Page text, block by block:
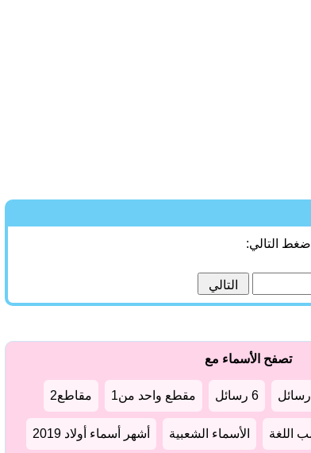
التالي:
تصفح الأسماء مع
6 رسائل مقطع واحد من1 مقاطع2
اللغة الأسماء الشعبية أشهر أسماء أولاد 2019